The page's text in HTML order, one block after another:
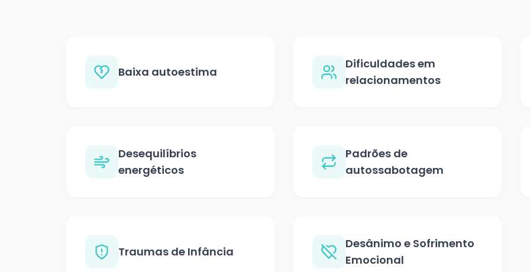
Baixa autoestima
Dificuldades em
relacionamentos
Desequilíbrios
energéticos
Padrões de
autossabotagem
Traumas de Infância
Desânimo e Sofrimento
Emocional